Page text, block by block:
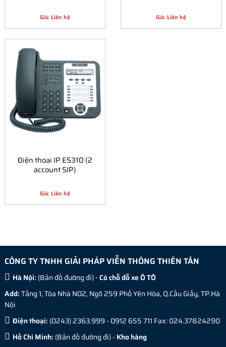
Giá: Liên hệ Giá: Liên hệ
Điện thoại IP ES310 (2
account SIP)
Giá: Liên hệ
CÔNG TY TNHH GIẢI PHÁP VIỄN THÔNG THIÊN TÂN
Hà Nội: (Bản đồ đường đi) -Có chỗ đỗ xe Ô TÔ
Add:Tầng 1, Tòa Nhà N02, Ngõ 259 Phố Yên Hòa, Q.Cầu Giấy, TP.Hà
Nội
Điện thoại: (0243) 2363.999 - 0912 655 711 Fax: 024.37824290
Hồ Chí Minh: (Bản đồ đường đi) -Kho hàng